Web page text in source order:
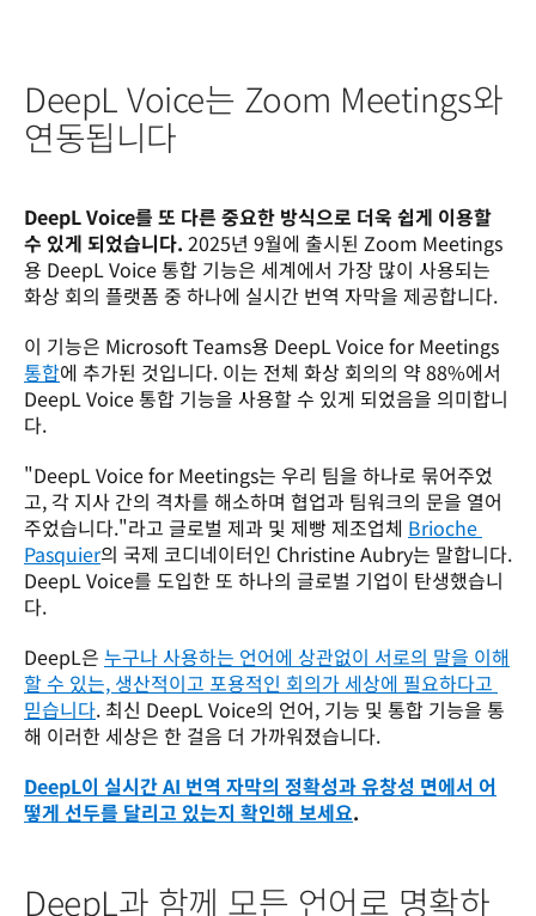
DeepL Voice는 Zoom Meetings와
연동됩니다
DeepL Voice를 또 다른 중요한 방식으로 더욱 쉽게 이용할
수 있게 되었습니다. 2025년 9월에 출시된 Zoom Meetings
용 DeepL Voice 통합 기능은 세계에서 가장 많이 사용되는
화상 회의 플랫폼 중 하나에 실시간 번역 자막을 제공합니다.
통합에 추가된 것입니다. 이는 전체 화상 회의의 약 88%에서
DeepL Voice 통합 기능을 사용할 수 있게 되었음을 의미합니
다.
"DeepL Voice for Meetings는 우리 팀을 하나로 묶어주었
고, 각 지사 간의 격차를 해소하며 협업과 팀워크의 문을 열어
주었습니다."라고 글로벌 제과 및 제빵 제조업체 Brioche
Pasquier의 국제 코디네이터인 Christine Aubry는 말합니다.
DeepL Voice를 도입한 또 하나의 글로벌 기업이 탄생했습니
다.
DeepL은 누구나 사용하는 언어에 상관없이 서로의 말을 이해
할 수 있는, 생산적이고 포용적인 회의가 세상에 필요하다고
믿습니다. 최신 DeepL Voice의 언어, 기능 및 통합 기능을 통
해 이러한 세상은 한 걸음 더 가까워졌습니다.
DeepL이 실시간 AI 번역 자막의 정확성과 유창성 면에서 어
떻게 선두를 달리고 있는지 확인해 보세요.
DeepL과 함께 모든 언어로 명확하